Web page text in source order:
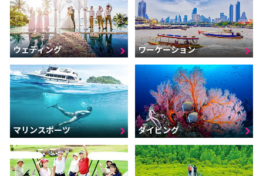
ウェディング ワーケーション
マリンスポーツ ダイビング